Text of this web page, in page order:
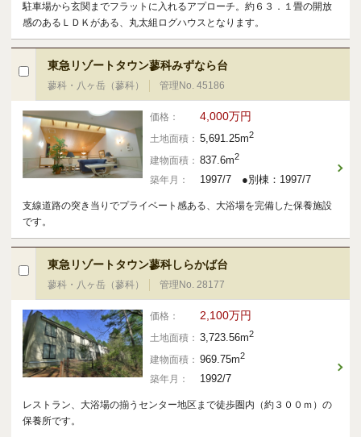
駐車場から玄関までフラットに入れるアプローチ。約６３．１畳の開放
感のあるＬＤＫがある、丸太組ログハウスとなります。
東急リゾートタウン蓼科みずなら台
蓼科・八ヶ岳（蓼科） 管理No. 45186
価格： 4,000万円
土地面積： 5,691.25m2
建物面積： 837.6m2
築年月： 1997/7 ●別棟：1997/7
支線道路の突き当りでプライベート感ある、大浴場を完備した保養施設
です。
東急リゾートタウン蓼科しらかば台
蓼科・八ヶ岳（蓼科） 管理No. 28177
価格： 2,100万円
土地面積： 3,723.56m2
建物面積： 969.75m2
築年月： 1992/7
レストラン、大浴場の揃うセンター地区まで徒歩圏内（約３００ｍ）の
保養所です。